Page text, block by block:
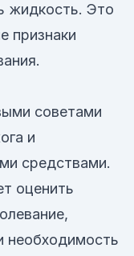
жидкость. Это
признаки
советами
и
средствами.
оценить
необходимость